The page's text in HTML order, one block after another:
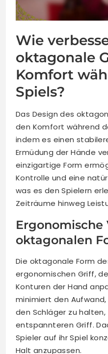
Wie
oktagonale
Komfort
Spiels?
Das Design des
den Komfort während
indem es einen
Ermüdung der Hände
einzigartige Form
Kontrolle und eine
was es den Spielern
Zeiträume hinweg
Ergonomische
oktagonalen
Die oktagonale Form
ergonomischen Griff,
Konturen der Hand
minimiert den
den Schläger zu
entspannteren Griff.
Spieler auf ihr Spiel
Halt anzupassen.